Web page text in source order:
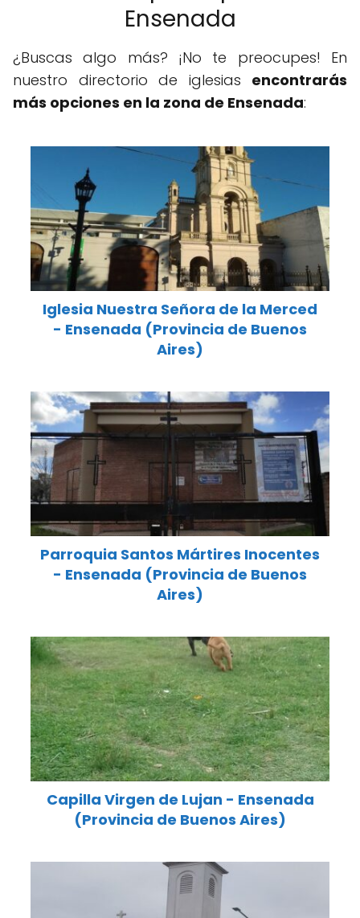
Ensenada
¿Buscas algo más? ¡No te preocupes! En
nuestro directorio de iglesias encontrarás
más opciones en la zona de Ensenada:
Iglesia Nuestra Señora de la Merced
- Ensenada (Provincia de Buenos
Aires)
Parroquia Santos Mártires Inocentes
- Ensenada (Provincia de Buenos
Aires)
Capilla Virgen de Lujan - Ensenada
(Provincia de Buenos Aires)